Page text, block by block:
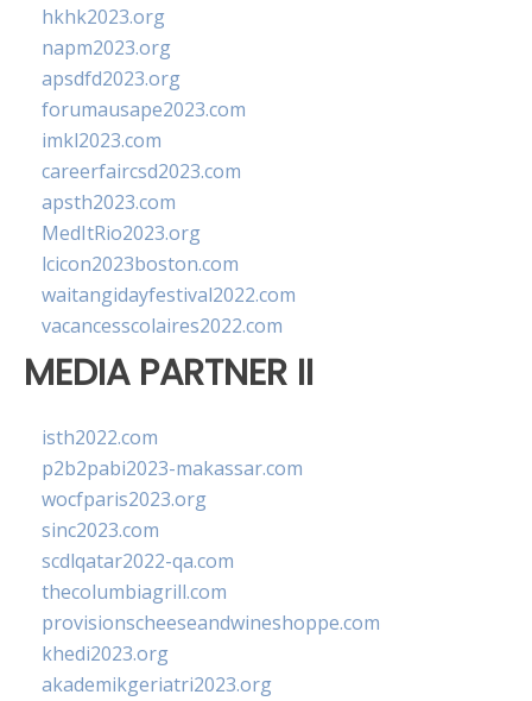
hkhk2023.org
napm2023.org
apsdfd2023.org
forumausape2023.com
imkl2023.com
careerfaircsd2023.com
apsth2023.com
MedItRio2023.org
lcicon2023boston.com
waitangidayfestival2022.com
vacancesscolaires2022.com
MEDIA PARTNER II
isth2022.com
p2b2pabi2023-makassar.com
wocfparis2023.org
sinc2023.com
scdlqatar2022-qa.com
thecolumbiagrill.com
provisionscheeseandwineshoppe.com
khedi2023.org
akademikgeriatri2023.org